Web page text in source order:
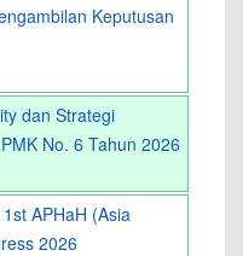
Keputusan
dan Strategi
No. 6 Tahun 2026
APHaH (Asia
2026